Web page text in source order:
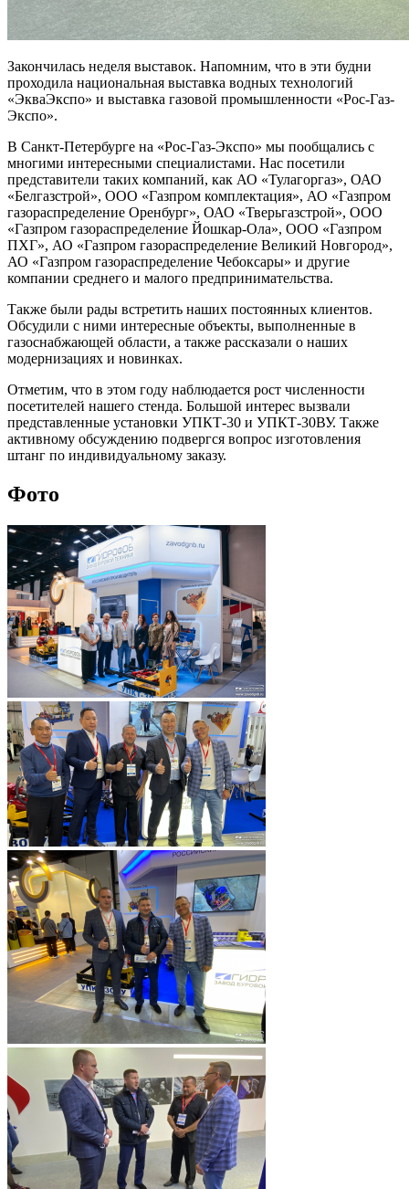
Закончилась неделя выставок. Напомним, что в эти будни
проходила национальная выставка водных технологий
«ЭкваЭкспо» и выставка газовой промышленности «Рос-Газ-
Экспо».
В Санкт-Петербурге на «Рос-Газ-Экспо» мы пообщались с
многими интересными специалистами. Нас посетили
представители таких компаний, как АО «Тулагоргаз», ОАО
«Белгазстрой», ООО «Газпром комплектация», АО «Газпром
газораспределение Оренбург», ОАО «Тверьгазстрой», ООО
«Газпром газораспределение Йошкар-Ола», ООО «Газпром
ПХГ», АО «Газпром газораспределение Великий Новгород»,
АО «Газпром газораспределение Чебоксары» и другие
компании среднего и малого предпринимательства.
Также были рады встретить наших постоянных клиентов.
Обсудили с ними интересные объекты, выполненные в
газоснабжающей области, а также рассказали о наших
модернизациях и новинках.
Отметим, что в этом году наблюдается рост численности
посетителей нашего стенда. Большой интерес вызвали
представленные установки УПКТ-30 и УПКТ-30ВУ. Также
активному обсуждению подвергся вопрос изготовления
штанг по индивидуальному заказу.
Фото